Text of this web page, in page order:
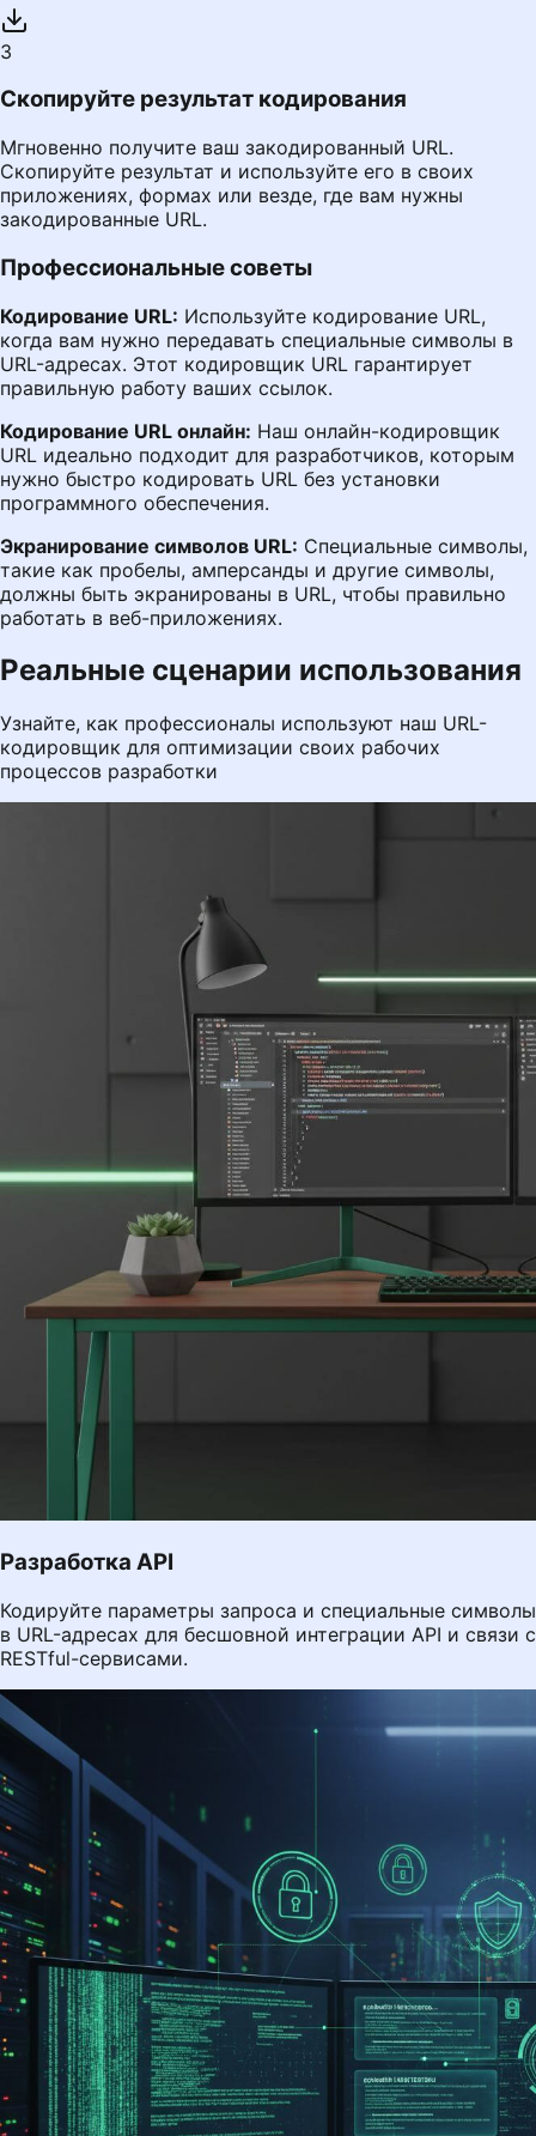
3
Скопируйте результат кодирования
Мгновенно получите ваш закодированный URL.
Скопируйте результат и используйте его в своих
приложениях, формах или везде, где вам нужны
закодированные URL.
Профессиональные советы
Кодирование URL: Используйте кодирование URL,
когда вам нужно передавать специальные символы в
URL-адресах. Этот кодировщик URL гарантирует
правильную работу ваших ссылок.
Кодирование URL онлайн: Наш онлайн-кодировщик
URL идеально подходит для разработчиков, которым
нужно быстро кодировать URL без установки
программного обеспечения.
Экранирование символов URL: Специальные символы,
такие как пробелы, амперсанды и другие символы,
должны быть экранированы в URL, чтобы правильно
работать в веб-приложениях.
Реальные сценарии использования
Узнайте, как профессионалы используют наш URL-
кодировщик для оптимизации своих рабочих
процессов разработки
Разработка API
Кодируйте параметры запроса и специальные символы
в URL-адресах для бесшовной интеграции API и связи с
RESTful-сервисами.